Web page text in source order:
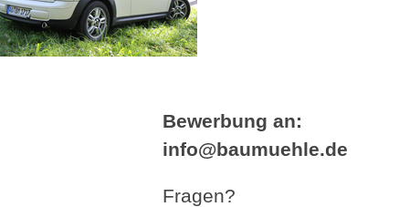
Bewerbung an:
info@baumuehle.de
Fragen?